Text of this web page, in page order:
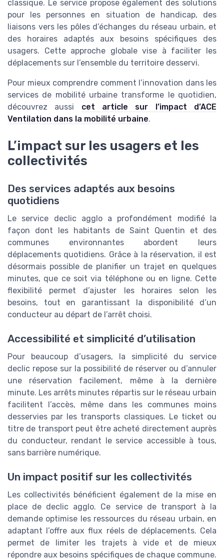
classique. Le service propose également des solutions
pour les personnes en situation de handicap, des
liaisons vers les pôles d’échanges du réseau urbain, et
des horaires adaptés aux besoins spécifiques des
usagers. Cette approche globale vise à faciliter les
déplacements sur l’ensemble du territoire desservi.
Pour mieux comprendre comment l’innovation dans les
services de mobilité urbaine transforme le quotidien,
découvrez aussi cet article sur l’impact d’ACE
Ventilation dans la mobilité urbaine.
L’impact sur les usagers et les
collectivités
Des services adaptés aux besoins
quotidiens
Le service declic agglo a profondément modifié la
façon dont les habitants de Saint Quentin et des
communes environnantes abordent leurs
déplacements quotidiens. Grâce à la réservation, il est
désormais possible de planifier un trajet en quelques
minutes, que ce soit via téléphone ou en ligne. Cette
flexibilité permet d’ajuster les horaires selon les
besoins, tout en garantissant la disponibilité d’un
conducteur au départ de l’arrêt choisi.
Accessibilité et simplicité d’utilisation
Pour beaucoup d’usagers, la simplicité du service
declic repose sur la possibilité de réserver ou d’annuler
une réservation facilement, même à la dernière
minute. Les arrêts minutes répartis sur le réseau urbain
facilitent l’accès, même dans les communes moins
desservies par les transports classiques. Le ticket ou
titre de transport peut être acheté directement auprès
du conducteur, rendant le service accessible à tous,
sans barrière numérique.
Un impact positif sur les collectivités
Les collectivités bénéficient également de la mise en
place de declic agglo. Ce service de transport à la
demande optimise les ressources du réseau urbain, en
adaptant l’offre aux flux réels de déplacements. Cela
permet de limiter les trajets à vide et de mieux
répondre aux besoins spécifiques de chaque commune.